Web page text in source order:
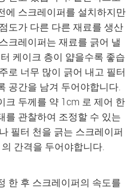
에 스크레이퍼를 설치하지만
도가 다른 다른 재료를 생산
크레이퍼는 재료를 긁어 낼
케이크 층이 얇을수록 좋습
로 너무 많이 긁어 내고 필터
공간을 남겨 두어야합니다.
크 두께를 약 1cm 로 제어 한
를 관찰하여 조정할 수 있는
필터 천을 긁는 스크레이퍼
간격을 두어야합니다.
한 후 스크레이퍼의 속도를